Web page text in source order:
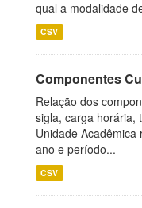
qual a modalidade
CSV
Componentes
Relação dos
sigla, carga horária,
Unidade
ano e período...
CSV